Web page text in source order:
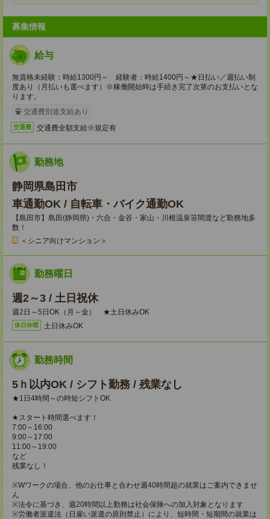
募集情報
給与
無資格未経験：時給1300円～ 経験者：時給1400円～★日払い／週払い制
度あり（月払いも選べます）※稼働開始時は手続き完了次第のお支払いとな
ります。
交通費別途支給あり
交通費 交通費全額支給※規定有
勤務地
静岡県島田市
車通勤OK / 自転車・バイク通勤OK
【島田市】島田(静岡県)・六合・金谷・家山・川根温泉笹間渡など勤務地多
数！
＜シニア向けマンション＞
勤務曜日
週2～3 / 土日祝休
週2日～5日OK（月～金） ★土日休みOK
休日休暇 土日休みOK
勤務時間
5ｈ以内OK / シフト勤務 / 残業なし
★1日4時間～の時短シフトOK
★スタート時間選べます！
7:00～16:00
9:00～17:00
11:00～19:00
など
残業なし！
※Wワークの場合、他のお仕事と合わせ週40時間超の就業はご案内できませ
ん
※法令に基づき、週20時間以上勤務は社会保険への加入対象となります
※労働者派遣法（日雇い派遣の原則禁止）により、短時間・短期間の就業は